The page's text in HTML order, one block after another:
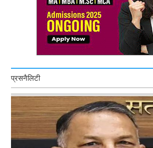
प्रसनैलिटी